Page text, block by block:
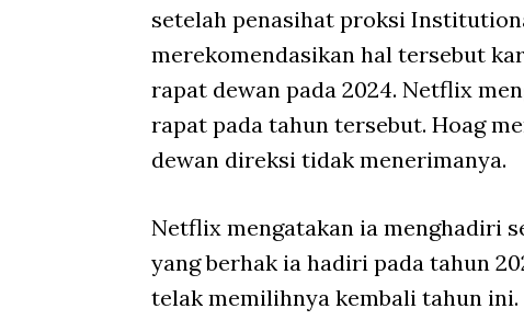
setelah penasihat proksi
merekomendasikan hal tersebut
rapat dewan pada 2024. Netflix
rapat pada tahun tersebut. Hoag
dewan direksi tidak menerimanya.
Netflix mengatakan ia menghadiri
yang berhak ia hadiri pada tahun
telak memilihnya kembali tahun ini.